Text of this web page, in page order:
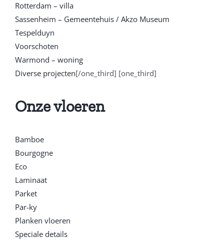
Rotterdam – villa
Sassenheim – Gemeentehuis / Akzo Museum
Tespelduyn
Voorschoten
Warmond – woning
Diverse projecten[/one_third] [one_third]
Onze vloeren
Bamboe
Bourgogne
Eco
Laminaat
Parket
Par-ky
Planken vloeren
Speciale details